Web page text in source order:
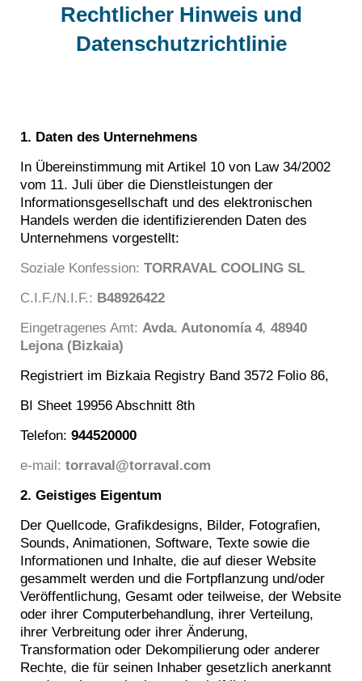
Rechtlicher Hinweis und
Datenschutzrichtlinie
1. Daten des Unternehmens
In Übereinstimmung mit Artikel 10 von Law 34/2002
vom 11. Juli über die Dienstleistungen der
Informationsgesellschaft und des elektronischen
Handels werden die identifizierenden Daten des
Unternehmens vorgestellt:
Soziale Konfession: TORRAVAL COOLING SL
C.I.F./N.I.F.: B48926422
Eingetragenes Amt: Avda. Autonomía 4, 48940
Lejona (Bizkaia)
Registriert im Bizkaia Registry Band 3572 Folio 86,
BI Sheet 19956 Abschnitt 8th
Telefon: 944520000
e-mail: torraval@torraval.com
2. Geistiges Eigentum
Der Quellcode, Grafikdesigns, Bilder, Fotografien,
Sounds, Animationen, Software, Texte sowie die
Informationen und Inhalte, die auf dieser Website
gesammelt werden und die Fortpflanzung und/oder
Veröffentlichung, Gesamt oder teilweise, der Website
oder ihrer Computerbehandlung, ihrer Verteilung,
ihrer Verbreitung oder ihrer Änderung,
Transformation oder Dekompilierung oder anderer
Rechte, die für seinen Inhaber gesetzlich anerkannt